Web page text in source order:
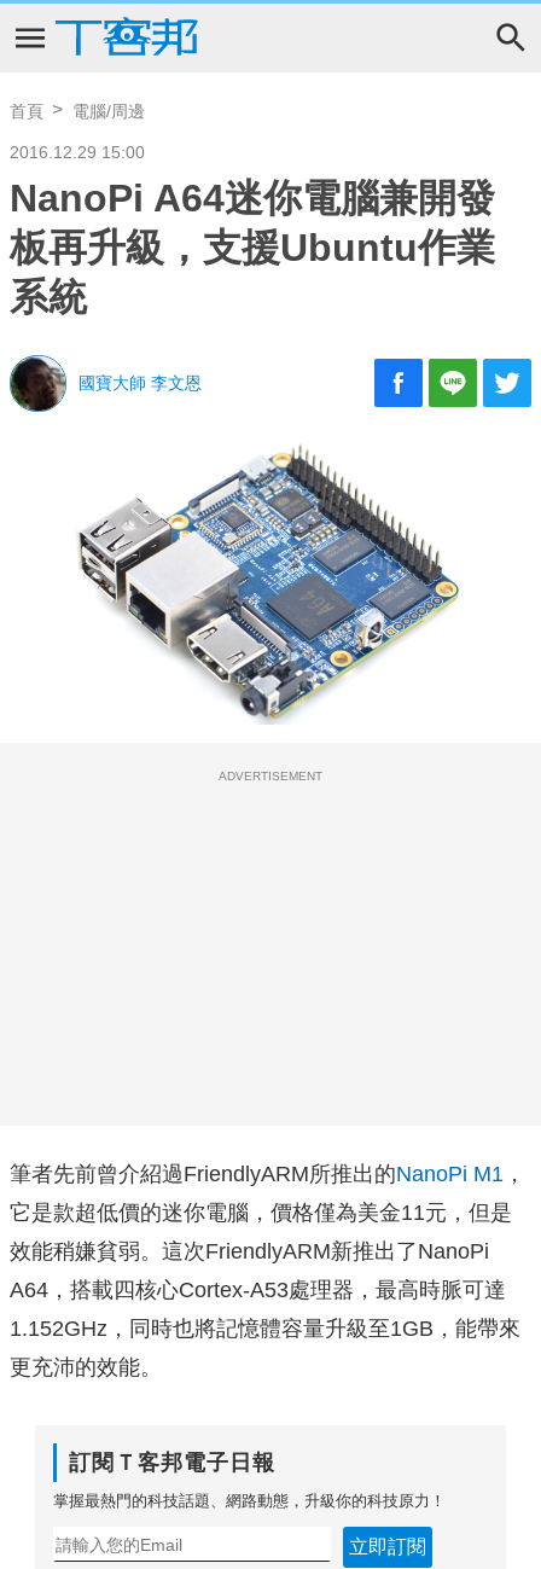
首頁 電腦/周邊
2016.12.29 15:00
NanoPi A64迷你電腦兼開發
板再升級，支援Ubuntu作業
系統
國寶大師 李文恩
ADVERTISEMENT
筆者先前曾介紹過FriendlyARM所推出的NanoPi M1 ，
它是款超低價的迷你電腦，價格僅為美金11元，但是
效能稍嫌貧弱。這次FriendlyARM新推出了NanoPi
A64，搭載四核心Cortex-A53處理器，最高時脈可達
1.152GHz，同時也將記憶體容量升級至1GB，能帶來
更充沛的效能。
訂閱Ｔ客邦電子日報
掌握最熱門的科技話題、網路動態，升級你的科技原力！
立即訂閱